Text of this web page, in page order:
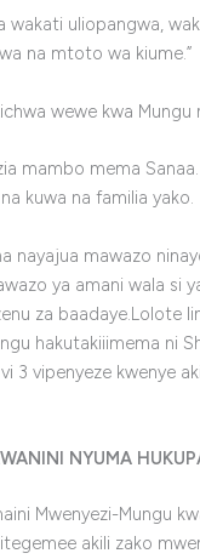
wakati uliopangwa,
na mtoto wa kiume.”
wewe kwa
mambo mema Sanaa.
kuwa na familia yako.
nayajua mawazo
ya amani wala si
za baadaye.Lolote
hakutakiiimema ni
vi 3 vipenyeze kwenye
NYUMA
Mwenyezi-Mungu
akili zako